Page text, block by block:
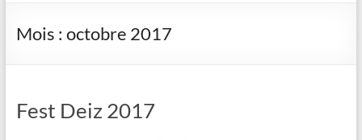
Mois : octobre 2017
Fest Deiz 2017